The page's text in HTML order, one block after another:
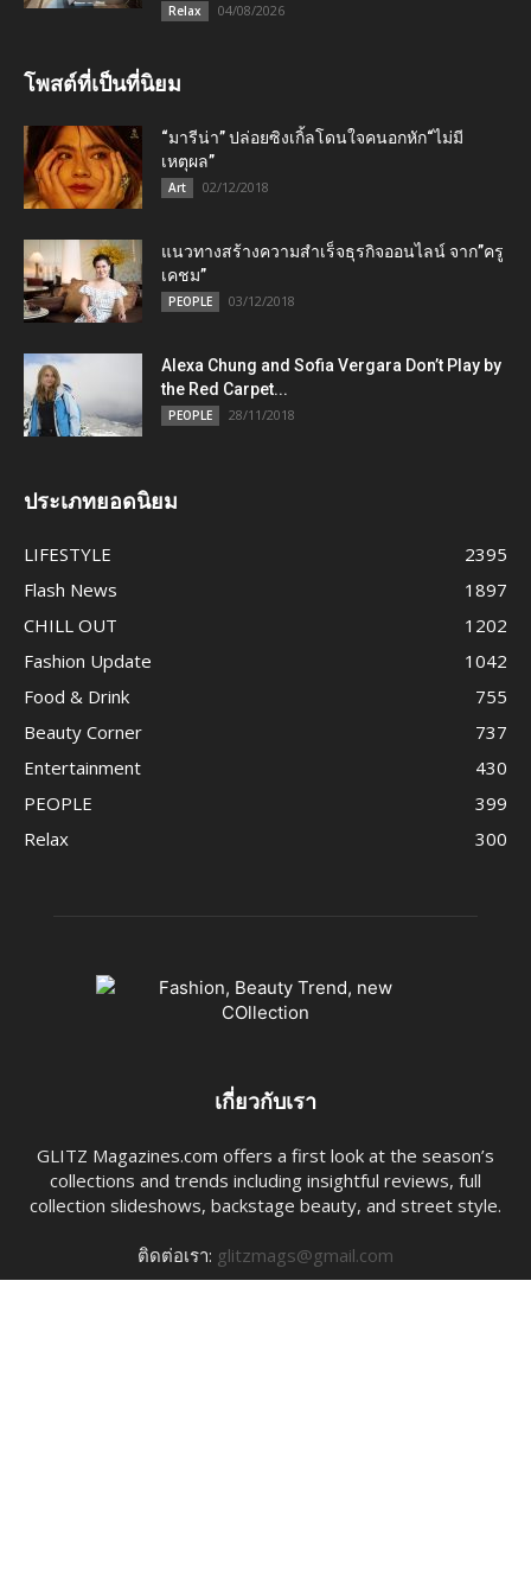
Relax 04/08/2026
โพสต์ที่เป็นที่นิยม
“มารีน่า” ปล่อยซิงเกิ้ลโดนใจคนอกหัก“ไม่มี
เหตุผล”
Art 02/12/2018
แนวทางสร้างความสำเร็จธุรกิจออนไลน์ จาก”ครู
เคชม”
PEOPLE 03/12/2018
Alexa Chung and Sofia Vergara Don’t Play by
the Red Carpet...
PEOPLE 28/11/2018
ประเภทยอดนิยม
LIFESTYLE
2395
Flash News
1897
CHILL OUT
1202
Fashion Update
1042
Food & Drink
755
Beauty Corner
737
Entertainment
430
PEOPLE
399
Relax
300
เกี่ยวกับเรา
GLITZ Magazines.com offers a first look at the season’s
collections and trends including insightful reviews, full
collection slideshows, backstage beauty, and street style.
ติดต่อเรา: glitzmags@gmail.com